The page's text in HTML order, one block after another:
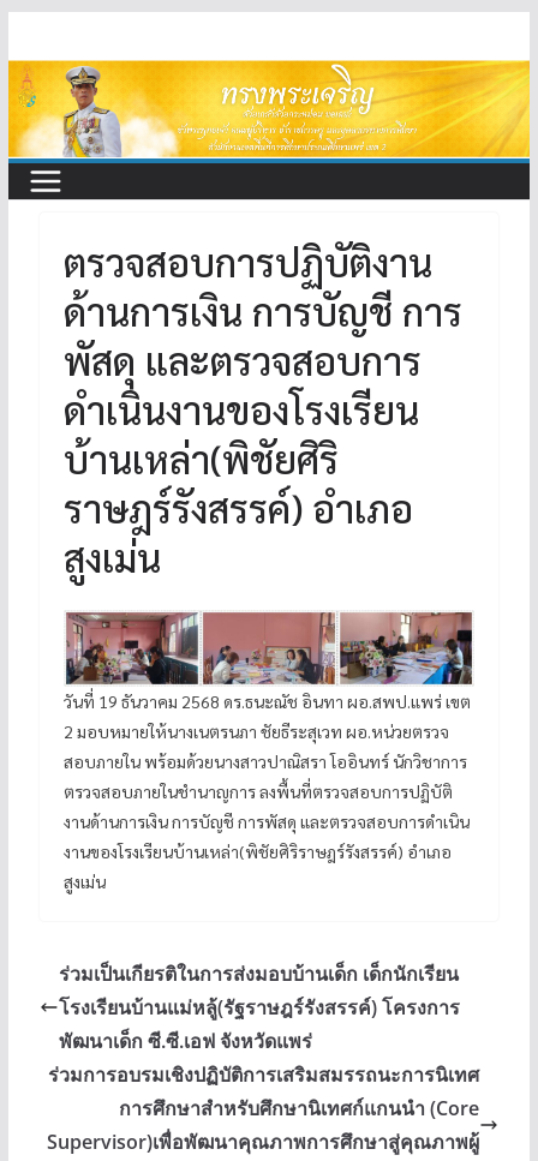
to
content
ตรวจสอบการปฏิบัติงาน
ด้านการเงิน การบัญชี การ
พัสดุ และตรวจสอบการ
ดำเนินงานของโรงเรียน
บ้านเหล่า(พิชัยศิริ
ราษฎร์รังสรรค์) อำเภอ
สูงเม่น
วันที่ 19 ธันวาคม 2568 ดร.ธนะณัช อินทา ผอ.สพป.แพร่ เขต
2 มอบหมายให้นางเนตรนภา ชัยธีระสุเวท ผอ.หน่วยตรวจ
สอบภายใน พร้อมด้วยนางสาวปาณิสรา โออินทร์ นักวิชาการ
ตรวจสอบภายในชำนาญการ ลงพื้นที่ตรวจสอบการปฏิบัติ
งานด้านการเงิน การบัญชี การพัสดุ และตรวจสอบการดำเนิน
งานของโรงเรียนบ้านเหล่า(พิชัยศิริราษฎร์รังสรรค์) อำเภอ
สูงเม่น
ร่วมเป็นเกียรติในการส่งมอบบ้านเด็ก เด็กนักเรียน
โรงเรียนบ้านแม่หลู้(รัฐราษฎร์รังสรรค์) โครงการ
พัฒนาเด็ก ซี.ซี.เอฟ จังหวัดแพร่
ร่วมการอบรมเชิงปฏิบัติการเสริมสมรรถนะการนิเทศ
การศึกษาสำหรับศึกษานิเทศก์แกนนำ (Core
Supervisor)เพื่อพัฒนาคุณภาพการศึกษาสู่คุณภาพผู้